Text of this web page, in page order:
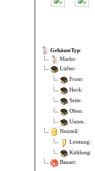
GehäuseTyp:
Marke:
Lüfter:
Front:
Heck:
Seite:
Oben:
Unten:
Netzteil:
Leistung:
Kühlung:
Bauart: